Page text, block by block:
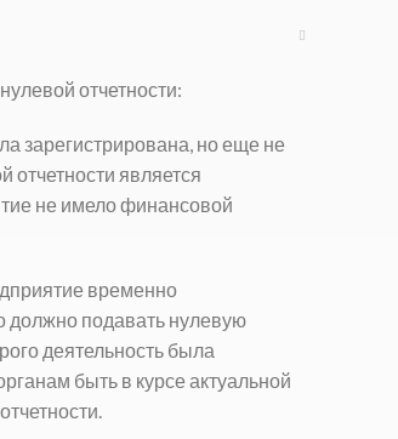
отчетности:
зарегистрирована, но еще не
отчетности является
не имело финансовой
временно
должно подавать нулевую
деятельность была
быть в курсе актуальной